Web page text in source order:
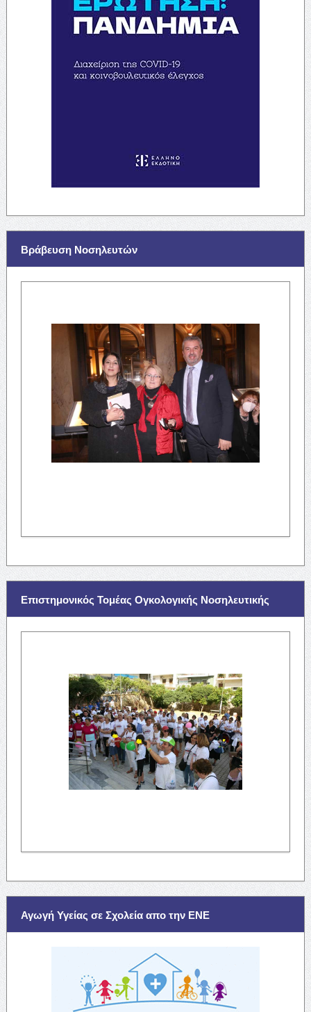
Βράβευση Νοσηλευτών
Επιστημονικός Τομέας Ογκολογικής Νοσηλευτικής
Αγωγή Υγείας σε Σχολεία απο την ΕΝΕ